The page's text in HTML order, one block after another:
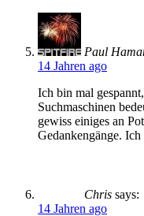
Paul
14 Jahren ago
Ich bin mal
Suchmaschinen
gewiss einiges an
Gedankengänge. Ich
Chris says:
14 Jahren ago